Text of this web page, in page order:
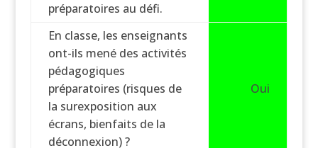
préparatoires au défi.
En classe, les enseignants
ont-ils mené des activités
pédagogiques
préparatoires (risques de
la surexposition aux
écrans, bienfaits de la
déconnexion) ?
Oui